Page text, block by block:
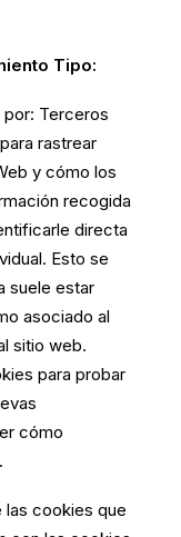
Tipo:
Terceros
rastrear
y cómo los
recogida
directa
Esto se
suele estar
asociado al
sitio web.
para probar
cómo
las cookies que